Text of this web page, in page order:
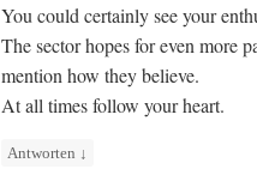
You could certainly see your
The sector hopes for even more
mention how they believe.
At all times follow your heart.
Antworten ↓